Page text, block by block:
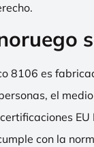
8106 es
el
EU
con la